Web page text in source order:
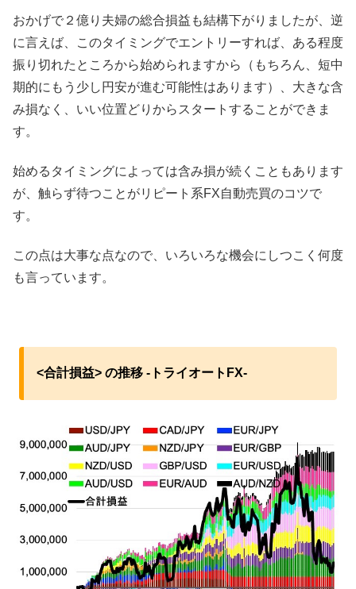
おかげで２億り夫婦の総合損益も結構下がりましたが、逆
に言えば、このタイミングでエントリーすれば、ある程度
振り切れたところから始められますから（もちろん、短中
期的にもう少し円安が進む可能性はあります）、大きな含
み損なく、いい位置どりからスタートすることができま
す。
始めるタイミングによっては含み損が続くこともあります
が、触らず待つことがリピート系FX自動売買のコツで
す。
この点は大事な点なので、いろいろな機会にしつこく何度
も言っています。
<合計損益> の推移 -トライオートFX-